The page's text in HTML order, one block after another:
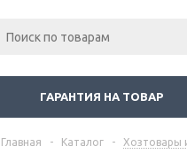
ГАРАНТИЯ НА ТОВАР
Главная - Каталог - Хозтовары